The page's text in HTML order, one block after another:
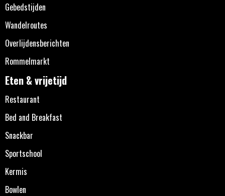
Gebedstijden
Wandelroutes
Overlijdensberichten
Rommelmarkt
Eten & vrijetijd
Restaurant
Bed and Breakfast
Snackbar
Sportschool
Kermis
Bowlen